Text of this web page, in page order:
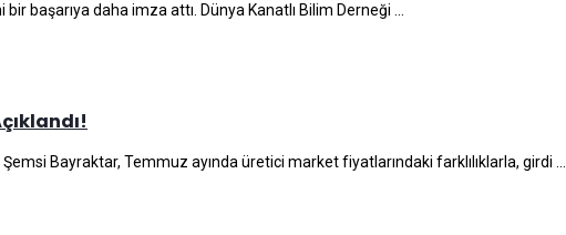
başarıya daha imza attı. Dünya Kanatlı Bilim Derneği ...
Bayraktar, Temmuz ayında üretici market fiyatlarındaki farklılıklarla, girdi ...